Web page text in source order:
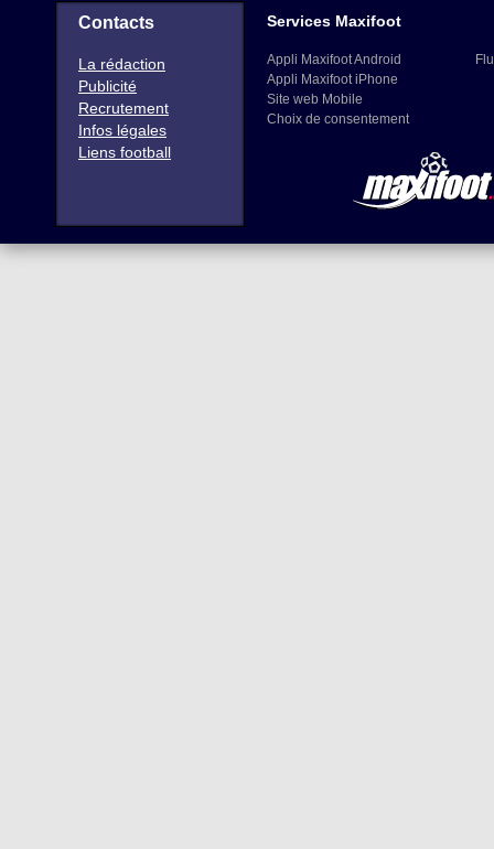
Contacts
La rédaction
Publicité
Recrutement
Infos légales
Liens football
Services Maxifoot
Appli Maxifoot Android
Appli Maxifoot iPhone
Site web Mobile
Choix de consentement